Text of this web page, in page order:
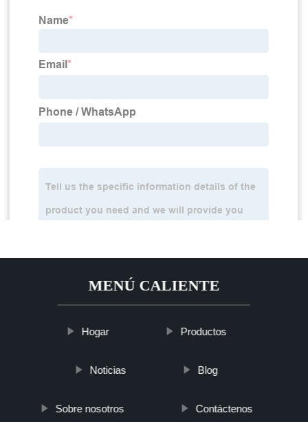
MENÚ CALIENTE
Hogar Productos
Noticias Blog
Sobre nosotros Contáctenos